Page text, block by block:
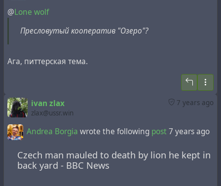
акционеры ФНС.
Пресловутый кооператив "Озеро"?
@Lone wolf
Пресловутый кооператив "Озеро"?
Ага, питтерская тема.
7 years ago
ivan zlax
zlax@ussr.win
Andrea Borgia wrote the following post 7 years ago
Czech man mauled to death by lion he kept in
back yard - BBC News